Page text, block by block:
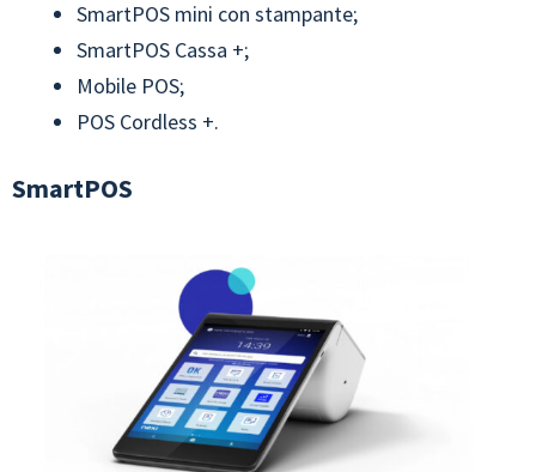
SmartPOS mini con stampante;
SmartPOS Cassa +;
Mobile POS;
POS Cordless +.
SmartPOS